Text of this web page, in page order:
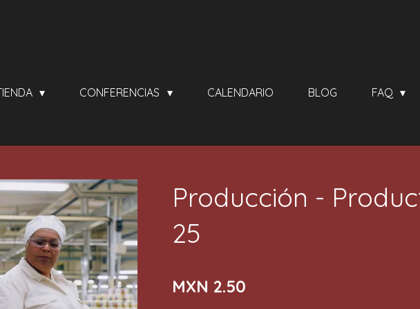
CONFERENCIAS CALENDARIO BLOG FAQ
Producción -
25
MXN 2.50